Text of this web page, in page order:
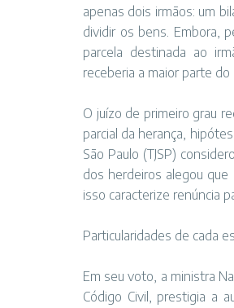
apenas dois irmãos: um
dividir os bens. Embora,
parcela destinada ao
receberia a maior parte do
O juízo de primeiro grau
parcial da herança,
São Paulo (TJSP)
dos herdeiros alegou que
isso caracterize renúncia
Particularidades de cada
Em seu voto, a ministra
Código Civil, prestigia a